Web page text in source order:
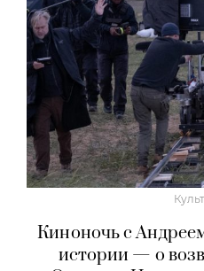
Киноночь с
истории — о